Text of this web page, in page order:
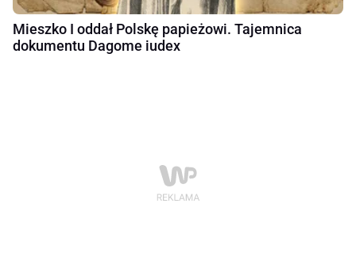
Mieszko I oddał Polskę papieżowi. Tajemnica
dokumentu Dagome iudex